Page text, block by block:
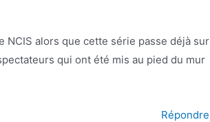
NCIS alors que cette série passe déjà sur
qui ont été mis au pied du mur
Répondre